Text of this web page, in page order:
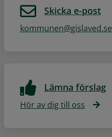
Skicka e-post
kommunen@gislaved.se
Lämna förslag
Hör av dig till oss